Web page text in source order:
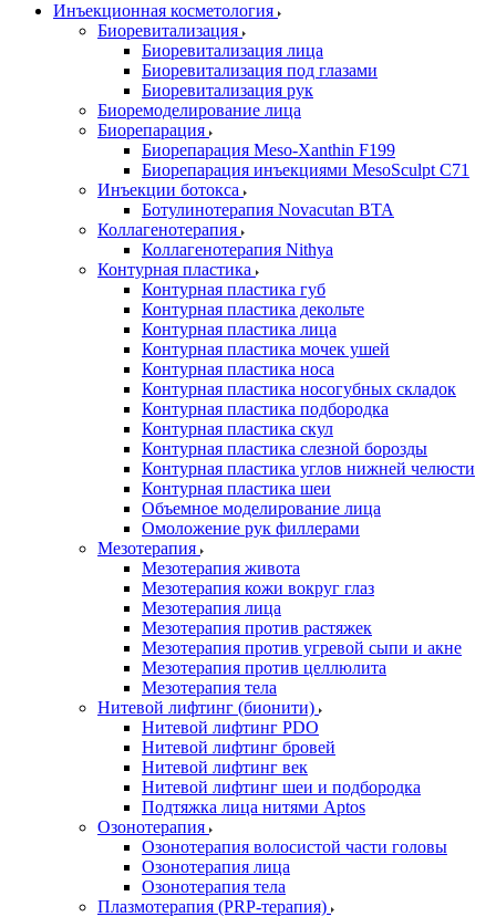
Инъекционная косметология
Биоревитализация
Биоревитализация лица
Биоревитализация под глазами
Биоревитализация рук
Биоремоделирование лица
Биорепарация
Биорепарация Meso-Xanthin F199
Биорепарация инъекциями MesoSculpt C71
Инъекции ботокса
Ботулинотерапия Novacutan BTA
Коллагенотерапия
Коллагенотерапия Nithya
Контурная пластика
Контурная пластика губ
Контурная пластика декольте
Контурная пластика лица
Контурная пластика мочек ушей
Контурная пластика носа
Контурная пластика носогубных складок
Контурная пластика подбородка
Контурная пластика скул
Контурная пластика слезной борозды
Контурная пластика углов нижней челюсти
Контурная пластика шеи
Объемное моделирование лица
Омоложение рук филлерами
Мезотерапия
Мезотерапия живота
Мезотерапия кожи вокруг глаз
Мезотерапия лица
Мезотерапия против растяжек
Мезотерапия против угревой сыпи и акне
Мезотерапия против целлюлита
Мезотерапия тела
Нитевой лифтинг (бионити)
Нитевой лифтинг PDO
Нитевой лифтинг бровей
Нитевой лифтинг век
Нитевой лифтинг шеи и подбородка
Подтяжка лица нитями Aptos
Озонотерапия
Озонотерапия волосистой части головы
Озонотерапия лица
Озонотерапия тела
Плазмотерапия (PRP-терапия)